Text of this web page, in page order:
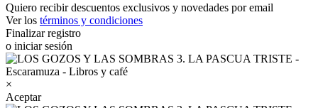
Quiero recibir descuentos exclusivos y novedades por email
Ver los términos y condiciones
Finalizar registro
o iniciar sesión
×
Aceptar